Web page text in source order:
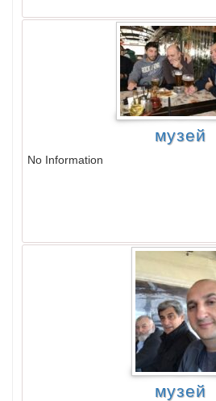
музей
No Information
музей